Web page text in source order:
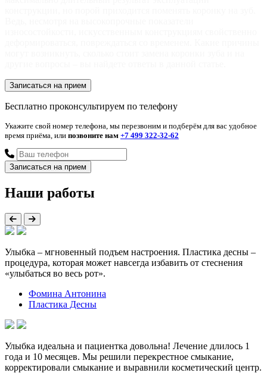
Записаться на прием
Бесплатно проконсультируем по телефону
Укажите свой номер телефона, мы перезвоним и подберём для вас удобное
время приёма, или позвоните нам +7 499 322-32-62
Наши работы
Улыбка – мгновенный подъем настроения. Пластика десны –
процедура, которая может навсегда избавить от стеснения
«улыбаться во весь рот».
Фомина Антонина
Пластика Десны
Улыбка идеальна и пациентка довольна! Лечение длилось 1
года и 10 месяцев. Мы решили перекрестное смыкание,
корректировали смыкание и выравнили косметический центр.